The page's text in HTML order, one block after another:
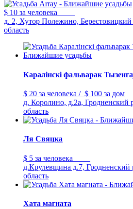
$ 10 за человека
д. 2, Хутор Полежино, Берестовицкий
область
Каралiнскi фальварак
$ 20 за человека / $ 100 за дом
д. Королино, д.2а, Гродненский
область
Ля Свяцка
$ 5 за человека
д.Крулевщина д.7, Гродненский
область
Хата магната